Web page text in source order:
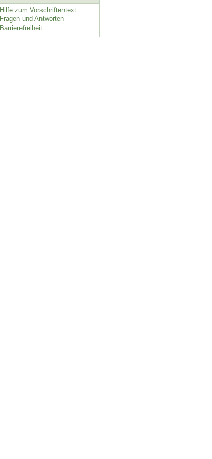
Hilfe zum Vorschriftentext
Fragen und Antworten
Barrierefreiheit